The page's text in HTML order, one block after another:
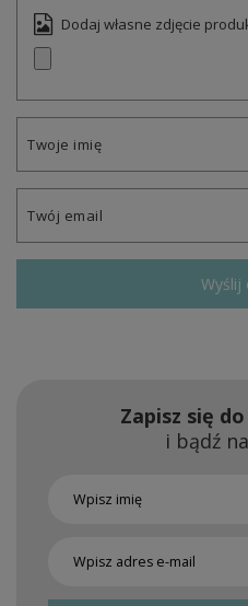
Dodaj własne zdjęcie
Twoje imię
Twój email
Wyślij
Zapisz się
i bądź